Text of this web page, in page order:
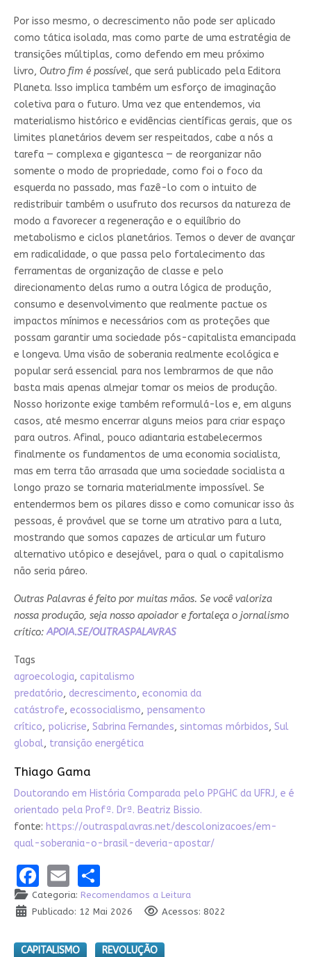
Por isso mesmo, o decrescimento não pode ser aplicado
como tática isolada, mas como parte de uma estratégia de
transições múltiplas, como defendo em meu próximo
livro, Outro fim é possível, que será publicado pela Editora
Planeta. Isso implica também um esforço de imaginação
coletiva para o futuro. Uma vez que entendemos, via
materialismo histórico e evidências científicas gerais, que os
limites planetários devem ser respeitados, cabe a nós a
tarefa — complexa e gigantesca — de reorganizar não
somente o modo de propriedade, como foi o foco da
esquerda no passado, mas fazê-lo com o intuito de
redistribuir também o usufruto dos recursos da natureza de
modo a favorecer a regeneração e o equilíbrio do
metabolismo e ciclos planetários. Temos o dever de avançar
em radicalidade, o que passa pelo fortalecimento das
ferramentas de organização de classe e pelo
direcionamento delas rumo a outra lógica de produção,
consumo e desenvolvimento que realmente pactue os
impactos mínimos e necessários com as proteções que
possam garantir uma sociedade pós-capitalista emancipada
e longeva. Uma visão de soberania realmente ecológica e
popular será essencial para nos lembrarmos de que não
basta mais apenas almejar tomar os meios de produção.
Nosso horizonte exige também reformulá-los e, em alguns
casos, até mesmo encerrar alguns meios para criar espaço
para outros. Afinal, pouco adiantaria estabelecermos
finalmente os fundamentos de uma economia socialista,
mas em terra tão arrasada que uma sociedade socialista a
longo prazo se tornaria materialmente impossível. Se
entendermos bem os pilares disso e como comunicar isso às
pessoas, é provável que se torne um atrativo para a luta,
mostrando que somos capazes de articular um futuro
alternativo utópico e desejável, para o qual o capitalismo
não seria páreo.
Outras Palavras é feito por muitas mãos. Se você valoriza
nossa produção, seja nosso apoiador e fortaleça o jornalismo
crítico: APOIA.SE/OUTRASPALAVRAS
Tags
agroecologia, capitalismo
predatório, decrescimento, economia da
catástrofe, ecossocialismo, pensamento
crítico, policrise, Sabrina Fernandes, sintomas mórbidos, Sul
global, transição energética
Thiago Gama
Doutorando em História Comparada pelo PPGHC da UFRJ, e é
orientado pela Profª. Drª. Beatriz Bissio.
fonte: https://outraspalavras.net/descolonizacoes/em-
qual-soberania-o-brasil-deveria-apostar/
Facebook
EmailShare
Categoria: Recomendamos a Leitura
Publicado: 12 Mai 2026
Acessos: 8022
CAPITALISMO
REVOLUÇÃO